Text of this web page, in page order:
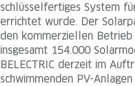
schlüsselfertiges System
errichtet wurde. Der
den kommerziellen Betrieb
insgesamt 154.000
BELECTRIC derzeit im
schwimmenden PV-